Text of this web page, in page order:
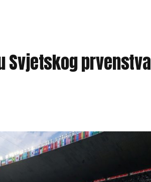
Svjetskog prvenstva